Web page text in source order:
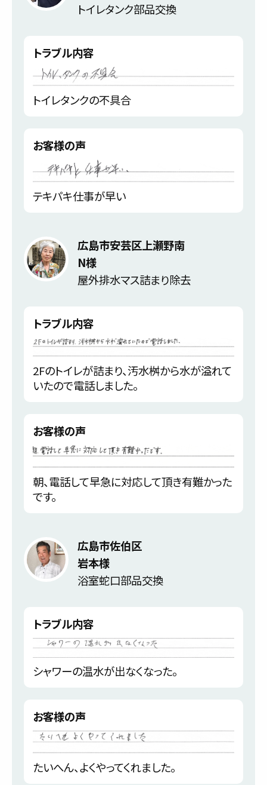
トイレタンク部品交換
トラブル内容
トイレタンクの不具合
お客様の声
テキパキ仕事が早い
広島市安芸区上瀬野南
N様
屋外排水マス詰まり除去
トラブル内容
2Fのトイレが詰まり、汚水桝から水が溢れて
いたので電話しました。
お客様の声
朝、電話して早急に対応して頂き有難かった
です。
広島市佐伯区
岩本様
浴室蛇口部品交換
トラブル内容
シャワーの温水が出なくなった。
お客様の声
たいへん、よくやってくれました。